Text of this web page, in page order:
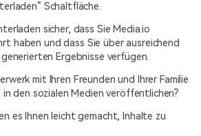
Schaltfläche.
sicher, dass Sie Media.io
haben und dass Sie über ausreichend
Ergebnisse verfügen.
mit Ihren Freunden und Ihrer Familie
den sozialen Medien veröffentlichen?
es Ihnen leicht gemacht, Inhalte zu